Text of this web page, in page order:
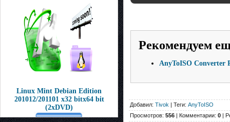
Linux Mint Debian Edition
201012/201101 х32 bitх64 bit
(2xDVD)
Рекомендуем
AnyToISO Converter
Добавил: Tivok | Теги: AnyToISO
Просмотров: 556 | Комментарии: 0 |